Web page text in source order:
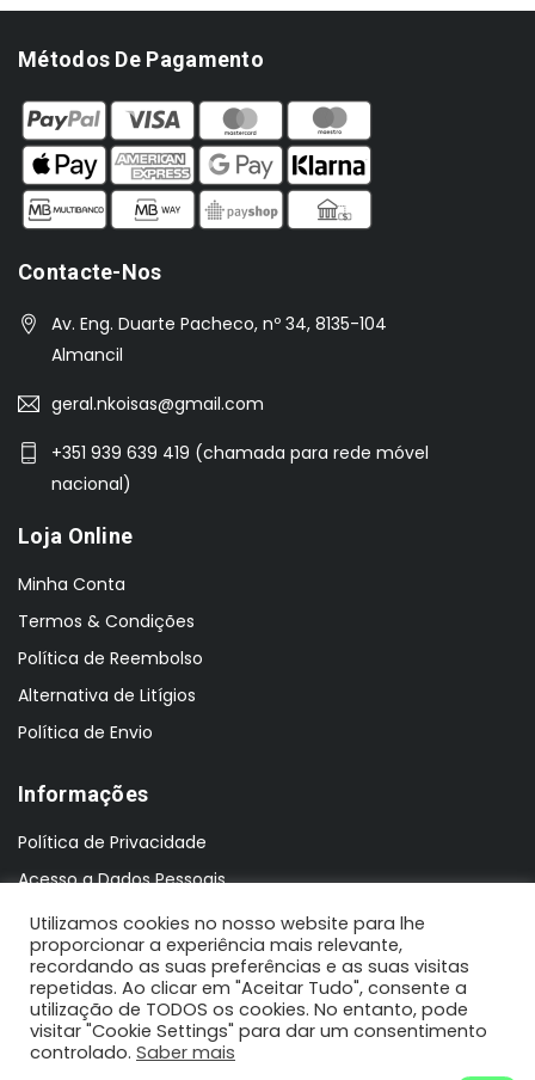
Métodos De Pagamento
Contacte-Nos
Av. Eng. Duarte Pacheco, nº 34, 8135-104
Almancil
geral.nkoisas@gmail.com
+351 939 639 419 (chamada para rede móvel
nacional)
Loja Online
Minha Conta
Termos & Condições
Política de Reembolso
Alternativa de Litígios
Política de Envio
Informações
Política de Privacidade
Acesso a Dados Pessoais
2021 N'Koisas © Todos os direitos reservados | Design by:
Utilizamos cookies no nosso website para lhe
proporcionar a experiência mais relevante,
recordando as suas preferências e as suas visitas
repetidas. Ao clicar em "Aceitar Tudo", consente a
utilização de TODOS os cookies. No entanto, pode
visitar "Cookie Settings" para dar um consentimento
controlado. Saber mais